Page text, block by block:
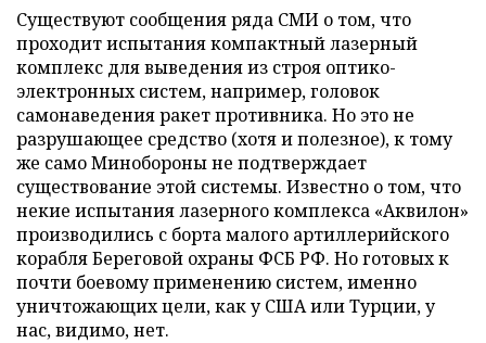
Существуют сообщения ряда СМИ о том, что
проходит испытания компактный лазерный
комплекс для выведения из строя оптико-
электронных систем, например, головок
самонаведения ракет противника. Но это не
разрушающее средство (хотя и полезное), к тому
же само Минобороны не подтверждает
существование этой системы. Известно о том, что
некие испытания лазерного комплекса «Аквилон»
производились с борта малого артиллерийского
корабля Береговой охраны ФСБ РФ. Но готовых к
почти боевому применению систем, именно
уничтожающих цели, как у США или Турции, у
нас, видимо, нет.